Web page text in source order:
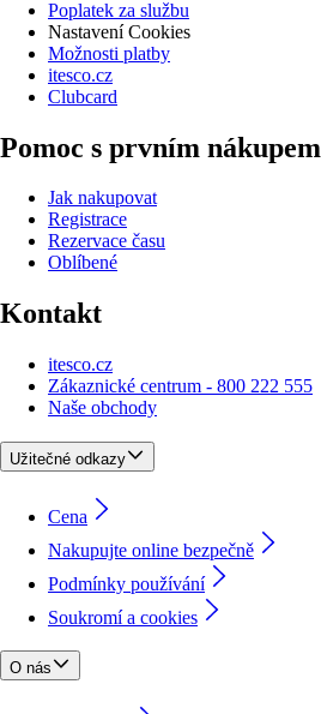
Poplatek za službu
Nastavení Cookies
Možnosti platby
itesco.cz
Clubcard
Pomoc s prvním nákupem
Jak nakupovat
Registrace
Rezervace času
Oblíbené
Kontakt
itesco.cz
Zákaznické centrum - 800 222 555
Naše obchody
Užitečné odkazy
Cena
Nakupujte online bezpečně
Podmínky používání
Soukromí a cookies
O nás